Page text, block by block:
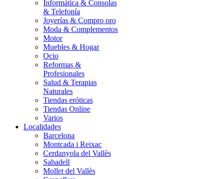
Informática & Consolas
& Telefonía
Joyerías & Compro oro
Moda & Complementos
Motor
Muebles & Hogar
Ocio
Reformas &
Profesionales
Salud & Terapias
Naturales
Tiendas eróticas
Tiendas Online
Varios
Localidades
Barcelona
Montcada i Reixac
Cerdanyola del Vallès
Sabadell
Mollet del Vallès